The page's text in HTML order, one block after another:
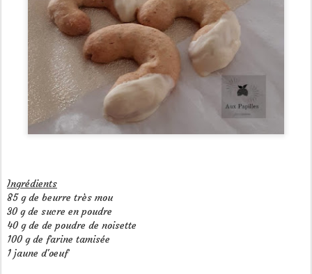
Ingrédients
85 g de beurre très mou
30 g de sucre en poudre
40 g de de poudre de noisette
100 g de farine tamisée
1 jaune d'oeuf